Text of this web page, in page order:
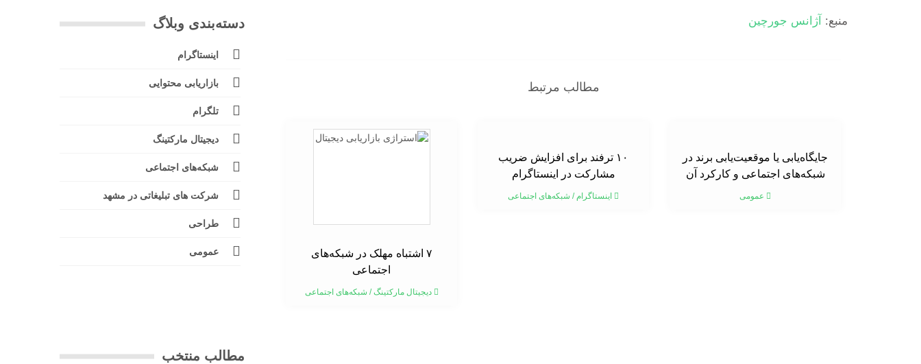
منبع: آژانس جورچین
مطالب مرتبط
جایگاه‌یابی یا موقعیت‌یابی برند در
شبکه‌های اجتماعی و کارکرد آن
عمومی
۱۰ ترفند برای افزایش ضریب
مشارکت در اینستاگرام
اینستاگرام / شبکه‌های اجتماعی
۷ اشتباه مهلک در شبکه‌های
اجتماعی
دیجیتال مارکتینگ/ شبکه‌های اجتماعی
دسته‌بندی وبلاگ
اینستاگرام
بازاریابی محتوایی
تلگرام
دیجیتال مارکتینگ
شبکه‌های اجتماعی
شرکت های تبلیغاتی در مشهد
طراحی
عمومی
مطالب منتخب